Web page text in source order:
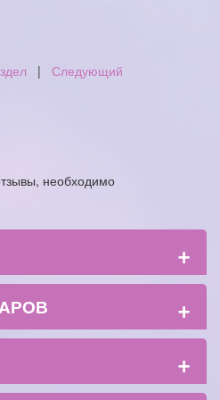
| Следующий
необходимо
+
+
+